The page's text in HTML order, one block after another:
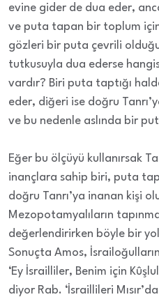
evine gider de dua eder,
ve puta tapan bir toplum
gözleri bir puta çevrili
tutkusuyla dua ederse
vardır? Biri puta taptığı
eder, diğeri ise doğru
ve bu nedenle aslında bir
Eğer bu ölçüyü kullanırsak
inançlara sahip biri, puta
doğru Tanrı’ya inanan kişi
Mezopotamyalıların
değerlendirirken böyle bir
Sonuçta Amos,
‘Ey İsrailliler, Benim için
diyor Rab. ‘İsraillileri